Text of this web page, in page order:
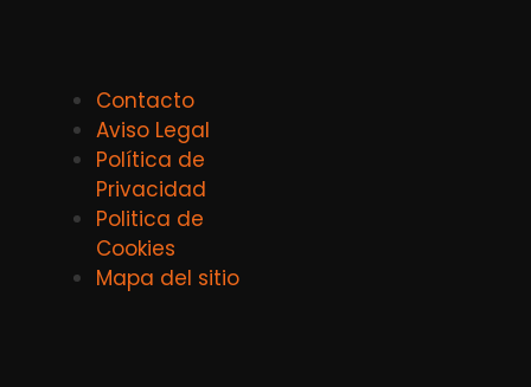
Contacto
Aviso Legal
Política de
Privacidad
Politica de
Cookies
Mapa del sitio